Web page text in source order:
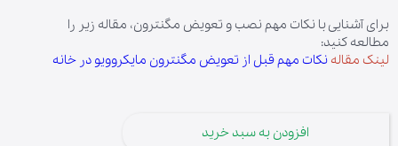
برای آشنایی با نکات مهم نصب و تعویض مگنترون، مقاله زیر را
مطالعه کنید:
لینک مقاله نکات مهم قبل از تعویض مگنترون مایکروویو در خانه
افزودن به سبد خرید